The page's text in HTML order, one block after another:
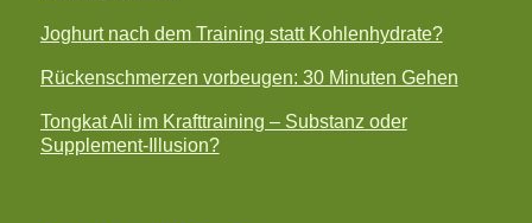
Joghurt nach dem Training statt Kohlenhydrate?
Rückenschmerzen vorbeugen: 30 Minuten Gehen
Tongkat Ali im Krafttraining – Substanz oder
Supplement-Illusion?